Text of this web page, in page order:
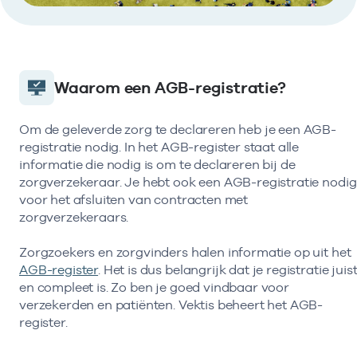
Waarom een AGB-registratie?
Om de geleverde zorg te declareren heb je een AGB-
registratie nodig. In het AGB-register staat alle
informatie die nodig is om te declareren bij de
zorgverzekeraar. Je hebt ook een AGB-registratie nodig
voor het afsluiten van contracten met
zorgverzekeraars.
Zorgzoekers en zorgvinders halen informatie op uit het
AGB-register. Het is dus belangrijk dat je registratie juist
en compleet is. Zo ben je goed vindbaar voor
verzekerden en patiënten. Vektis beheert het AGB-
register.